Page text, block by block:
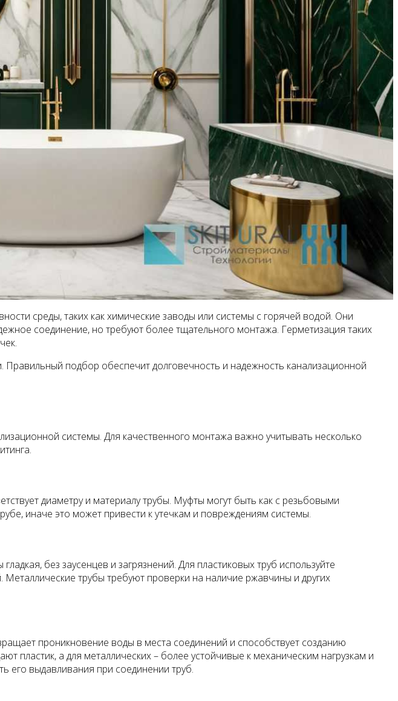
среды, таких как химические заводы или системы с горячей водой. Они
соединение, но требуют более тщательного монтажа. Герметизация таких
Правильный подбор обеспечит долговечность и надежность канализационной
системы. Для качественного монтажа важно учитывать несколько
диаметру и материалу трубы. Муфты могут быть как с резьбовыми
иначе это может привести к утечкам и повреждениям системы.
без заусенцев и загрязнений. Для пластиковых труб используйте
трубы требуют проверки на наличие ржавчины и других
проникновение воды в места соединений и способствует созданию
пластик, а для металлических – более устойчивые к механическим нагрузкам и
его выдавливания при соединении труб.